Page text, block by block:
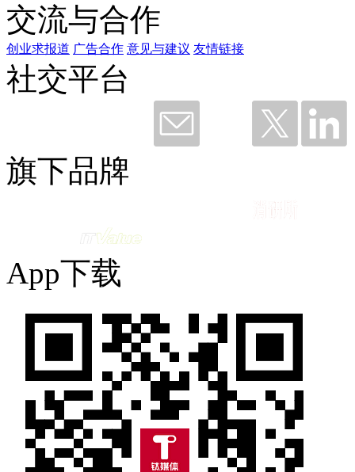
钛粉36249 赞赏了
谢谢钉钉，听我说——与钉同行12载
交流与合作
创业求报道 广告合作 意见与建议 友情链接
社交平台
旗下品牌
App下载